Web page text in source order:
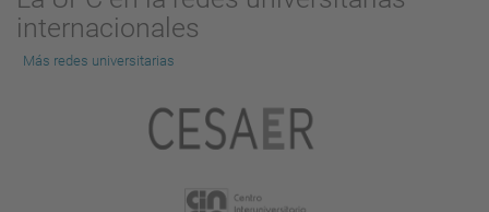
internacionales
Más redes universitarias